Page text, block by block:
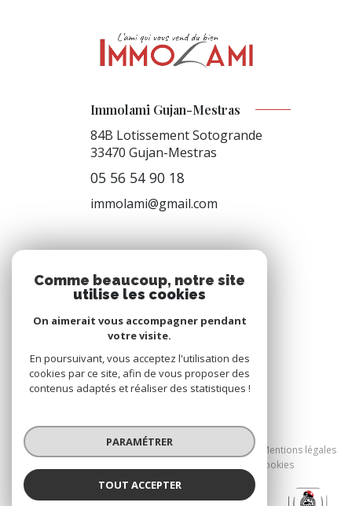
Immolami Gujan-Mestras
Immolami Gujan-Mestras
84B Lotissement Sotogrande
33470 Gujan-Mestras
05 56 54 90 18
immolami@gmail.com
Nous suivre
© 2026 | Tous droits réservés
Nos honoraires
Nos partenaires
Mentions légales
Cookies
Comme beaucoup, notre site
utilise les cookies
On aimerait vous accompagner pendant
votre visite.
En poursuivant, vous acceptez l'utilisation des
cookies par ce site, afin de vous proposer des
contenus adaptés et réaliser des statistiques !
PARAMÉTRER
TOUT ACCEPTER